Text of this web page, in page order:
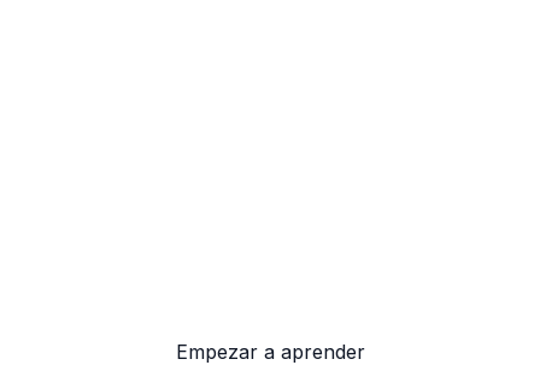
Empezar a aprender